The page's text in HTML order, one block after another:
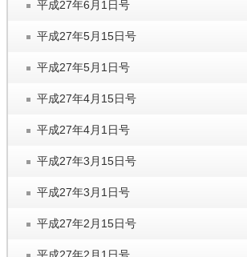
平成27年6月1日号
平成27年5月15日号
平成27年5月1日号
平成27年4月15日号
平成27年4月1日号
平成27年3月15日号
平成27年3月1日号
平成27年2月15日号